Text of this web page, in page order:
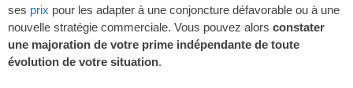
ses prix pour les adapter à une conjoncture défavorable ou à une
nouvelle stratégie commerciale. Vous pouvez alors constater
une majoration de votre prime indépendante de toute
évolution de votre situation.